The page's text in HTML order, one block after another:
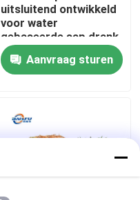
uitsluitend ontwikkeld
voor water
gebaseerde sap drank
systemen met een
hoog wateroplosbare
heldere formule het
sappige zuur-zoete
Aanvraag sturen